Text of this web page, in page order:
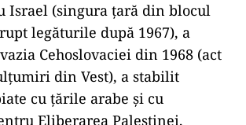
Israel (singura țară din blocul
legăturile după 1967), a
Cehoslovaciei din 1968 (act
din Vest), a stabilit
cu țările arabe și cu
Eliberarea Palestinei,